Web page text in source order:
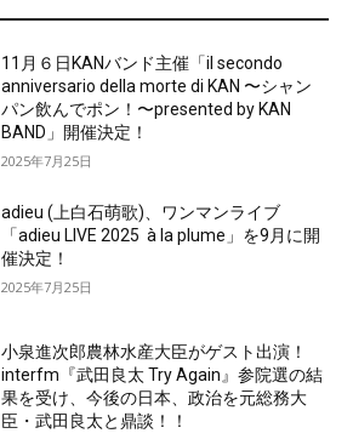
11月６日KANバンド主催「il secondo
anniversario della morte di KAN 〜シャン
パン飲んでポン！〜presented by KAN
BAND」開催決定！
2025年7月25日
adieu (上白石萌歌)、ワンマンライブ
「adieu LIVE 2025 à la plume」を9月に開
催決定！
2025年7月25日
小泉進次郎農林水産大臣がゲスト出演！
interfm『武田良太 Try Again』参院選の結
果を受け、今後の日本、政治を元総務大
臣・武田良太と鼎談！！